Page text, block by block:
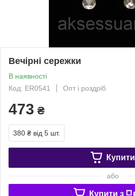
Вечірні сережки
В наявності
Код: ER0541
Опт і роздріб
473 ₴
380 ₴ від 5 шт.
Купити
або
Купити з